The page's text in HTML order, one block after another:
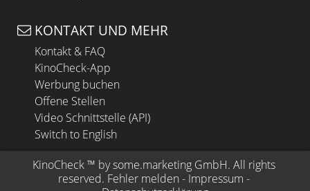
KONTAKT UND MEHR
Kontakt & FAQ
KinoCheck-App
Werbung buchen
Offene Stellen
Video Schnittstelle (API)
Switch to English
KinoCheck ™ by some.marketing GmbH. All rights
reserved. Fehler melden - Impressum -